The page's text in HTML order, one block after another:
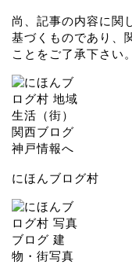
尚、記事の内容に関
基づくものであり、
ことをご了承下さい。
にほんブログ村